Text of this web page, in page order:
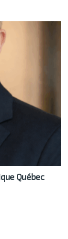
Québec